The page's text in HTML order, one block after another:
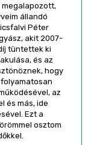
állandó
Péter
akit 2007-
tüntettek ki
és az
hogy
az
és más, ide
Ezt a
osztom